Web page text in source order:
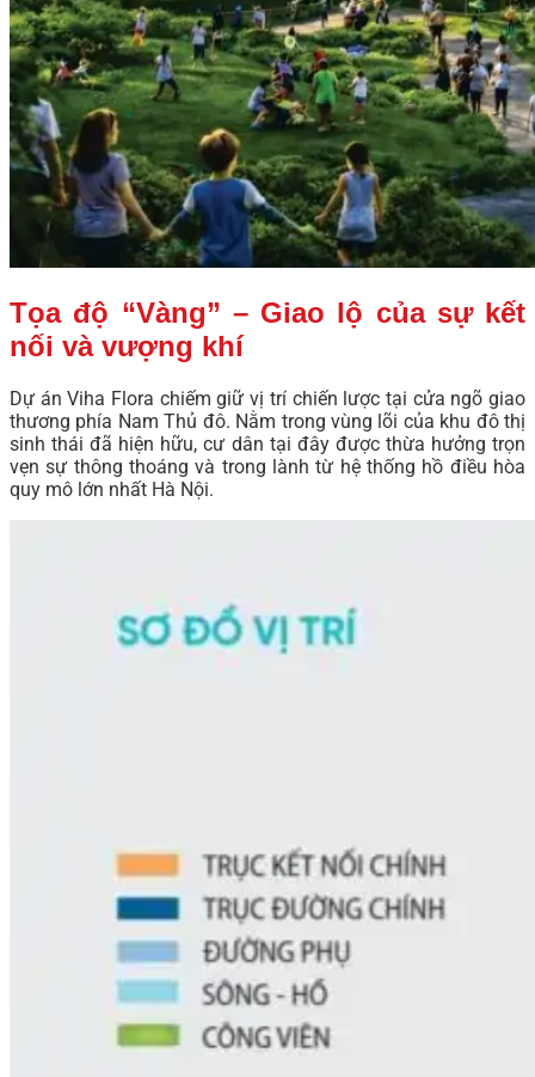
Tọa độ “Vàng” – Giao lộ của sự kết
nối và vượng khí
Dự án Viha Flora chiếm giữ vị trí chiến lược tại cửa ngõ giao
thương phía Nam Thủ đô. Nằm trong vùng lõi của khu đô thị
sinh thái đã hiện hữu, cư dân tại đây được thừa hưởng trọn
vẹn sự thông thoáng và trong lành từ hệ thống hồ điều hòa
quy mô lớn nhất Hà Nội.